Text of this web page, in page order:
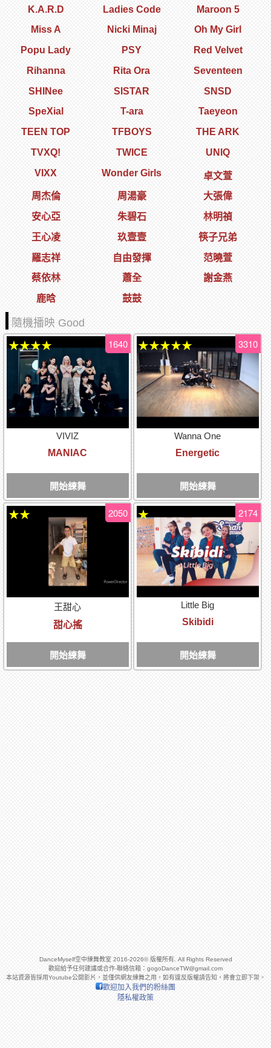
K.A.R.D
Ladies Code
Maroon 5
Miss A
Nicki Minaj
Oh My Girl
Popu Lady
PSY
Red Velvet
Rihanna
Rita Ora
Seventeen
SHINee
SISTAR
SNSD
SpeXial
T-ara
Taeyeon
TEEN TOP
TFBOYS
THE ARK
TVXQ!
TWICE
UNIQ
VIXX
Wonder Girls
卓文萱
周杰倫
周湯豪
大張偉
安心亞
朱碧石
林明禎
王心凌
玖壹壹
筷子兄弟
羅志祥
自由發揮
范曉萱
蔡依林
蕭全
謝金燕
鹿晗
鼓鼓
隨機播映 Good
VIVIZ
MANIAC
開始練舞
1640
★★★★
Wanna One
Energetic
開始練舞
3310
★★★★★
王甜心
甜心搖
開始練舞
2050
★★
Little Big
Skibidi
開始練舞
2174
★
DanceMyself空中練舞教室 2016-2026© 版權所有. All Rights Reserved
歡迎給予任何建議或合作-聯絡信箱： gogoDanceTW@gmail.com
本站資源皆採用Youtube公開影片，並僅供網友練舞之用，如有違反版權請告知，將會立即下架。
歡迎加入我們的粉絲團
隱私權政策